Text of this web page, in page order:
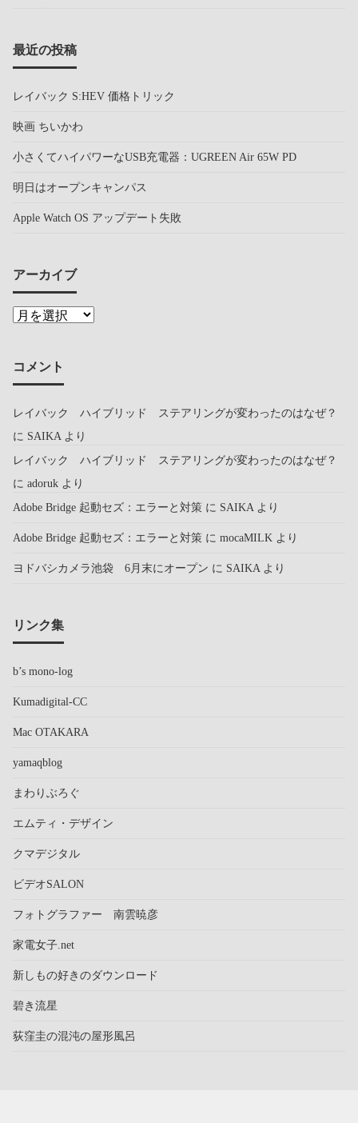
最近の投稿
レイバック S:HEV 価格トリック
映画 ちいかわ
小さくてハイパワーなUSB充電器：UGREEN Air 65W PD
明日はオープンキャンパス
Apple Watch OS アップデート失敗
アーカイブ
コメント
レイバック ハイブリッド ステアリングが変わったのはなぜ？
に SAIKA より
レイバック ハイブリッド ステアリングが変わったのはなぜ？
に adoruk より
Adobe Bridge 起動セズ：エラーと対策 に SAIKA より
Adobe Bridge 起動セズ：エラーと対策 に mocaMILK より
ヨドバシカメラ池袋 6月末にオープン に SAIKA より
リンク集
b’s mono-log
Kumadigital-CC
Mac OTAKARA
yamaqblog
まわりぶろぐ
エムティ・デザイン
クマデジタル
ビデオSALON
フォトグラファー 南雲暁彦
家電女子.net
新しもの好きのダウンロード
碧き流星
荻窪圭の混沌の屋形風呂